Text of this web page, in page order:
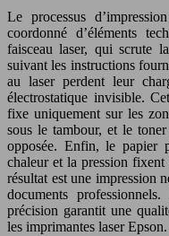
Le processus
coordonné d’éléments
faisceau laser, qui scrute
suivant les instructions
au laser perdent leur
électrostatique invisible.
fixe uniquement sur les
sous le tambour, et le
opposée. Enfin, le papier
chaleur et la pression
résultat est une impression
documents
précision garantit une
les imprimantes laser Epson.